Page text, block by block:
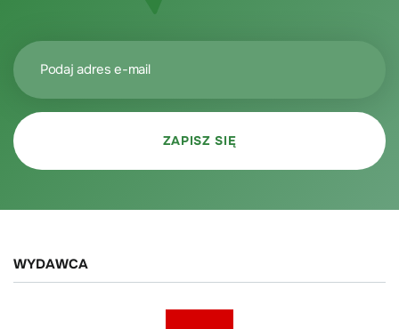
WYDAWCA